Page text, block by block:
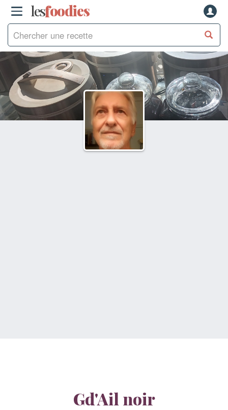
lesfoodies
Gd'Ail noir